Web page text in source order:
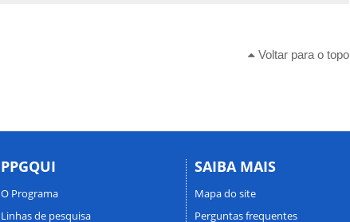
Voltar para o topo
PPGQUI
O Programa
Linhas de pesquisa
SAIBA MAIS
Mapa do site
Perguntas frequentes